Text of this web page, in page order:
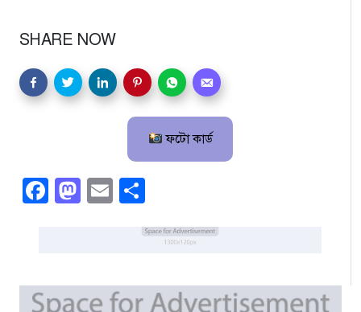
SHARE NOW
ফটো কার্ড
Facebook
Mastodon
Email